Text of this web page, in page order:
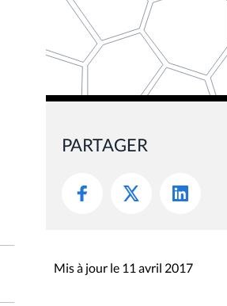
PARTAGER
Mis à jour le 11 avril 2017